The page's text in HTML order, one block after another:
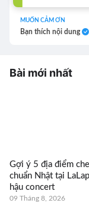
MUỐN CẢM ƠN
Bạn thích nội dung
Bài mới nhất
Gợi ý 5 địa điểm
chuẩn Nhật tại
hậu concert
09 Tháng 8, 2026